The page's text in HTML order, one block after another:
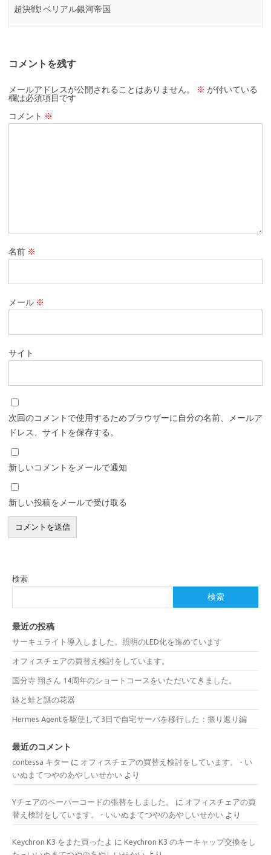
超決戦! ベリアル銀河帝国
コメントを残す
メールアドレスが公開されることはありません。 ※ が付いている
欄は必須項目です
コメント ※
名前 ※
メール ※
サイト
次回のコメントで使用するためブラウザーに自分の名前、メールア
ドレス、サイトを保存する。
新しいコメントをメールで通知
新しい投稿をメールで受け取る
検索
検索
最近の投稿
サーキュライト導入しました。照明のLED化を進めています
オフィスチェアの買替え検討をしています。
国分寺 翔さん 14周年のショートコースをいただいてきました。
鉢と蛙と謎の花器
Hermes Agentを駆使して3日で自宅サーバを移行した：振り返り編
最近のコメント
contessa キター に オフィスチェアの買替え検討をしています。 - い
いぬまてつやのあやしいせかい より
Yチェアのペーパーコードの張替をしました。 に オフィスチェアの買
替え検討をしています。 - いいぬまてつやのあやしいせかい より
Keychron K3 をまた買ったよ に Keychron K3 のキーキャップ交換をし